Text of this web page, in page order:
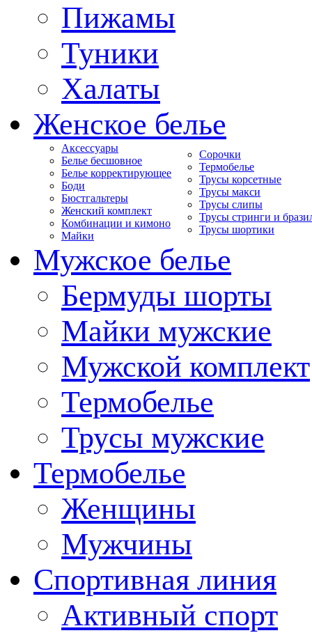
Пижамы
Туники
Халаты
Женское белье
Аксессуары
Белье бесшовное
Белье корректирующее
Боди
Бюстгальтеры
Женский комплект
Комбинации и кимоно
Майки
Сорочки
Термобелье
Трусы корсетные
Трусы макси
Трусы слипы
Трусы стринги и
Трусы шортики
Мужское белье
Бермуды шорты
Майки мужские
Мужской комплект
Термобелье
Трусы мужские
Термобелье
Женщины
Мужчины
Спортивная линия
Активный спорт